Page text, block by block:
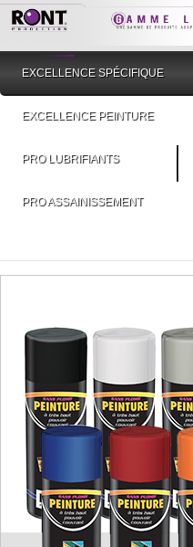
EXCELLENCE SPÉCIFIQUE
EXCELLENCE PEINTURE
PRO LUBRIFIANTS
PRO ASSAINISSEMENT